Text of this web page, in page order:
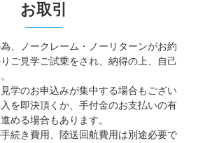
お取引
、ノークレーム・ノーリターンがお約
ご見学ご試乗をされ、納得の上、自己
学のお申込みが集中する場合もござい
を即決頂くか、手付金のお支払いの有
める場合もあります。
続き費用、陸送回航費用は別途必要で